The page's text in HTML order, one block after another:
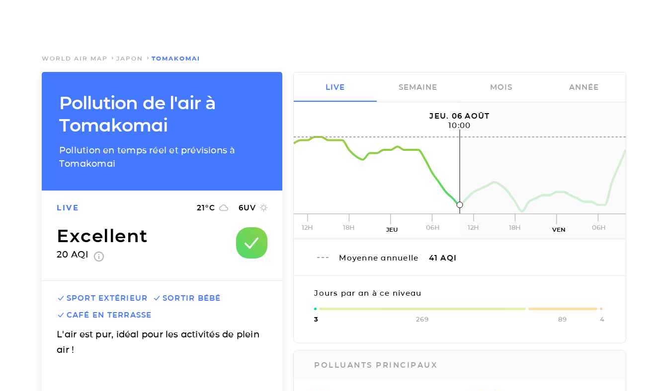
WORLD AIR MAP JAPON TOMAKOMAI
Pollution de l'air à
Tomakomai
Pollution en temps réel et prévisions à
Tomakomai
LIVE 21°C 6UV
Excellent
20 AQI
SPORT EXTÉRIEUR
SORTIR BÉBÉ
CAFÉ EN TERRASSE
L'air est pur, idéal pour les activités de plein
air !
JEU. 06 AOÛT
10:00
12H 18H JEU 06H 12H 18H VEN 06H
Moyenne annuelle 41 AQI
Jours par an à ce niveau
3 269 89 4
POLLUANTS PRINCIPAUX
LIVE SEMAINE MOIS ANNÉE